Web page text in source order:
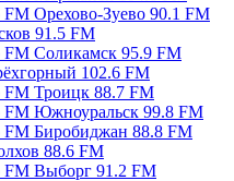
FM Орехово-Зуево 90.1 FM
91.5 FM
FM Соликамск 95.9 FM
102.6 FM
FM Троицк 88.7 FM
FM Южноуральск 99.8 FM
FM Биробиджан 88.8 FM
88.6 FM
FM Выборг 91.2 FM